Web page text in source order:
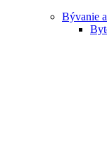
Bývanie